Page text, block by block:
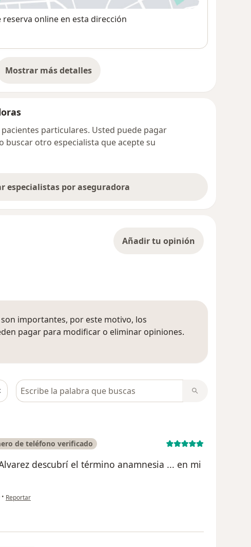
online en esta dirección
Mostrar más detalles
sobre la dirección
particulares. Usted puede pagar
buscar otro especialista que acepte su
especialistas por aseguradora
Añadir tu opinión
importantes, por este motivo, los
pagar para modificar o eliminar opiniones.
Busca en opiniones
de teléfono verificado
descubrí el término anamnesia ... en mi
• en opinión del usuario Efrain Valbuena
Reportar